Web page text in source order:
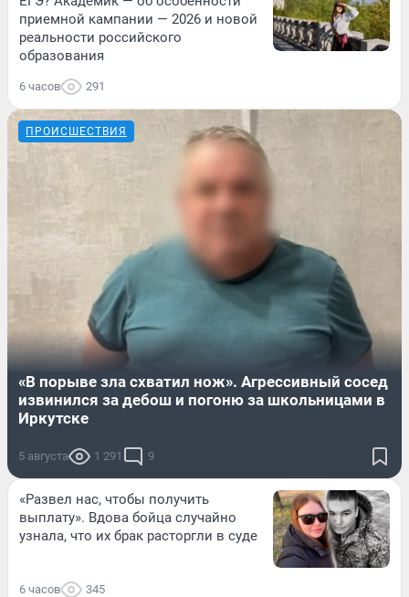
приемной кампании — 2026 и новой
реальности российского
образования
6 часов 291
ПРОИСШЕСТВИЯ
«В порыве зла схватил нож». Агрессивный сосед
извинился за дебош и погоню за школьницами в
Иркутске
5 августа 1 291 9
«Развел нас, чтобы получить
выплату». Вдова бойца случайно
узнала, что их брак расторгли в суде
6 часов 345